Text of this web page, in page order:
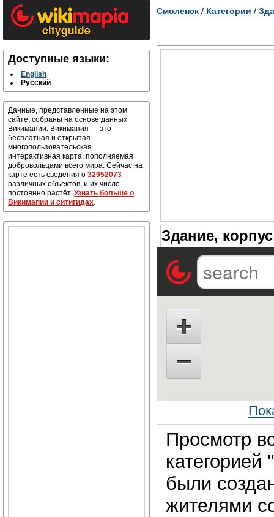
Доступные языки:
English
Русский
Данные, представленные на этом
сайте, собраны на основе данных
Викимапии. Викимапия — это
бесплатная и открытая
многопользовательская
интерактивная карта, пополняемая
добровольцами всего мира. Сейчас на
карте есть сведения о32952073
различных объектов, и их число
постоянно растёт.Узнать больше о
Викимапии и ситигидах.
Смоленск / Категории /
Здание,
Просмотр
были
жителями